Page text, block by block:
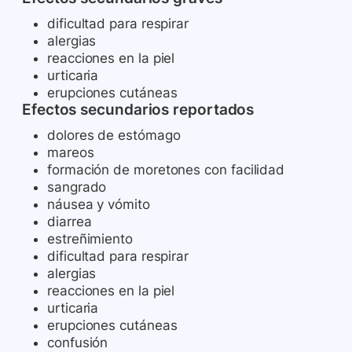
dificultad para respirar
alergias
reacciones en la piel
urticaria
erupciones cutáneas
Efectos secundarios reportados
dolores de estómago
mareos
formación de moretones con facilidad
sangrado
náusea y vómito
diarrea
estreñimiento
dificultad para respirar
alergias
reacciones en la piel
urticaria
erupciones cutáneas
confusión